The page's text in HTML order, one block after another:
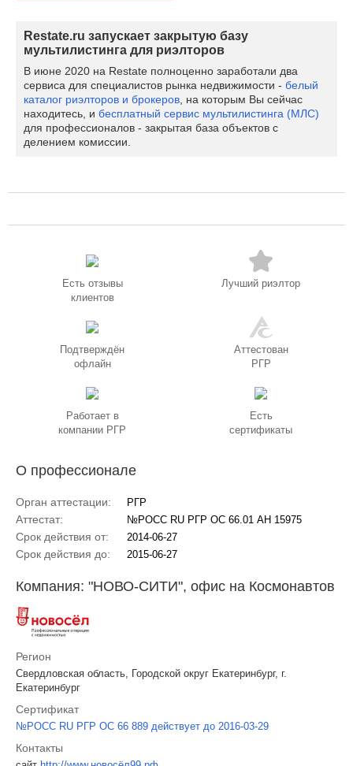
Restate.ru запускает закрытую базу
мультилистинга для риэлторов
В июне 2020 на Restate полноценно заработали два
сервиса для специалистов рынка недвижимости - белый
каталог риэлторов и брокеров , на которым Вы сейчас
находитесь, и бесплатный сервис мультилистинга (МЛС)
для профессионалов - закрытая база объектов с
делением комиссии.
Есть отзывы
клиентов
Лучший риэлтор
Подтверждён
офлайн
Аттестован
РГР
Работает в
компании РГР
Есть
сертификаты
О профессионале
Орган аттестации: РГР
Аттестат: №РОСС RU РГР ОС 66.01 АН 15975
Срок действия от: 2014-06-27
Срок действия до: 2015-06-27
Компания: "НОВО-СИТИ", офис на Космонавтов
Регион
Свердловская область, Городской округ Екатеринбург, г.
Екатеринбург
Сертификат
№РОСС RU РГР ОС 66 889 действует до 2016-03-29
Контакты